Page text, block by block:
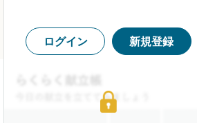
ログイン 新規登録